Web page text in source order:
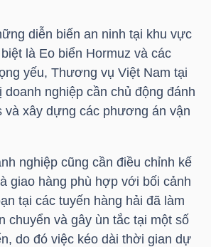
diễn biến an ninh tại khu vực
là Eo biển Hormuz và các
yếu, Thương vụ Việt Nam tại
doanh nghiệp cần chủ động đánh
và xây dựng các phương án vận
nghiệp cũng cần điều chỉnh kế
giao hàng phù hợp với bối cảnh
tại các tuyến hàng hải đã làm
chuyển và gây ùn tắc tại một số
do đó việc kéo dài thời gian dự